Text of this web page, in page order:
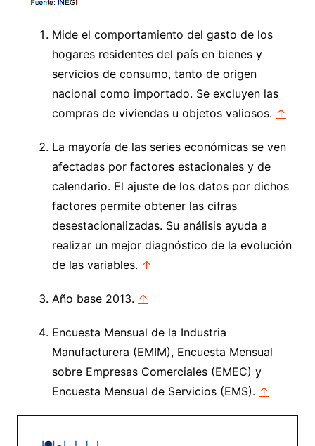
Mide el comportamiento del gasto de los
hogares residentes del país en bienes y
servicios de consumo, tanto de origen
nacional como importado. Se excluyen las
compras de viviendas u objetos valiosos. ↑
La mayoría de las series económicas se ven
afectadas por factores estacionales y de
calendario. El ajuste de los datos por dichos
factores permite obtener las cifras
desestacionalizadas. Su análisis ayuda a
realizar un mejor diagnóstico de la evolución
de las variables. ↑
Año base 2013. ↑
Encuesta Mensual de la Industria
Manufacturera (EMIM), Encuesta Mensual
sobre Empresas Comerciales (EMEC) y
Encuesta Mensual de Servicios (EMS). ↑